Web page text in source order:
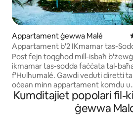
Appartament ġewwa Malé
Appartament b'2 IKmamar tas-
Quddiem il-Baħar ġewwa
Komdu u Mgħammar Kollox
Post fejn toqgħod mill-isbaħ
ikmamar tas-sodda faċċata tal-
f'Hulhumalé. Gawdi veduti diretti
oċean minn appartament komdu u
mgħammar b'kollox, 15-il minuta
bogħod mill-ajruport. Perfett għall-
u għall-professjonisti, b'post
Kumditajiet popolari fil-
ġewwa